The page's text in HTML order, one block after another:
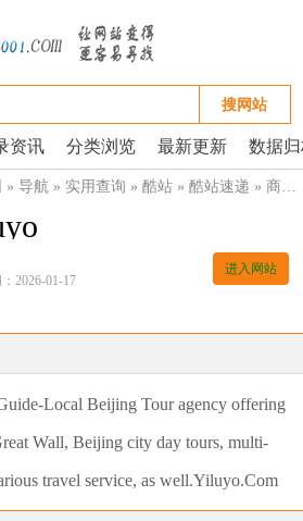
搜网站
资讯 分类浏览 最新更新 数据
» 导航 » 实用查询 » 酷站 » 酷站速递 » 商业酷站
2026-01-17
进入网站
Local Beijing Tour agency offering
Wall, Beijing city day tours, multi-
travel service, as well.Yiluyo.Com